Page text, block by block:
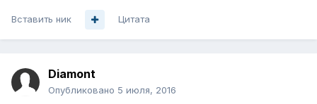
Вставить ник Цитата
Diamont
Опубликовано 5 июля, 2016